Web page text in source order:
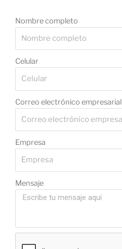
Nombre completo
Celular
Correo electrónico empresarial
Empresa
Mensaje